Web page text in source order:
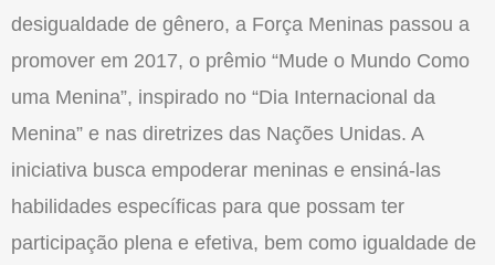
desigualdade de gênero, a Força Meninas passou a
promover em 2017, o prêmio “Mude o Mundo Como
uma Menina”, inspirado no “Dia Internacional da
Menina” e nas diretrizes das Nações Unidas. A
iniciativa busca empoderar meninas e ensiná-las
habilidades específicas para que possam ter
participação plena e efetiva, bem como igualdade de